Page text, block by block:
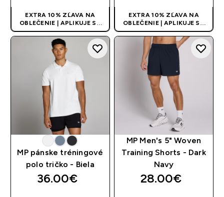
EXTRA 10% ZĽAVA NA
OBLEČENIE | APLIKUJE SA
AUTOMATICKY PRI KÚPE 3
KS
EXTRA 10% ZĽAVA NA
OBLEČENIE | APLIKUJE SA
AUTOMATICKY PRI KÚPE 3
KS
MP pánske tréningové
polo tričko - Biela
36.00€‎
MP Men's 5" Woven
Training Shorts - Dark
Navy
28.00€‎